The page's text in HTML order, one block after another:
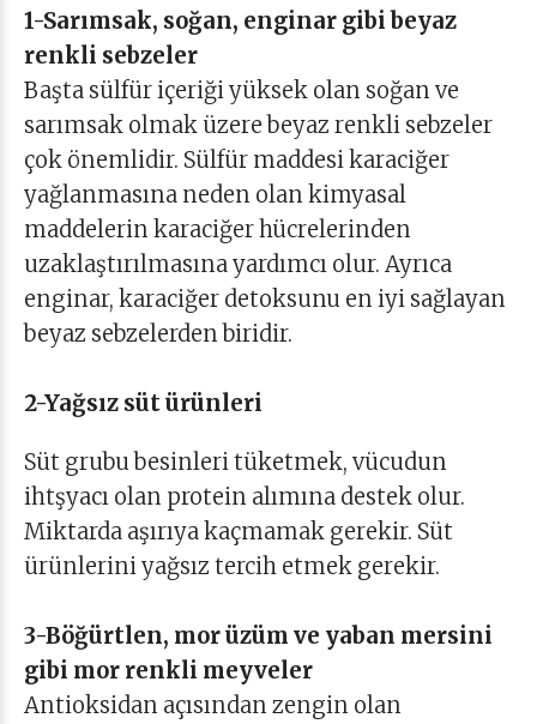
1-Sarımsak, soğan, enginar gibi beyaz
renkli sebzeler
Başta sülfür içeriği yüksek olan soğan ve
sarımsak olmak üzere beyaz renkli sebzeler
çok önemlidir. Sülfür maddesi karaciğer
yağlanmasına neden olan kimyasal
maddelerin karaciğer hücrelerinden
uzaklaştırılmasına yardımcı olur. Ayrıca
enginar, karaciğer detoksunu en iyi sağlayan
beyaz sebzelerden biridir.
2-Yağsız süt ürünleri
Süt grubu besinleri tüketmek, vücudun
ihtşyacı olan protein alımına destek olur.
Miktarda aşırıya kaçmamak gerekir. Süt
ürünlerini yağsız tercih etmek gerekir.
3-Böğürtlen, mor üzüm ve yaban mersini
gibi mor renkli meyveler
Antioksidan açısından zengin olan